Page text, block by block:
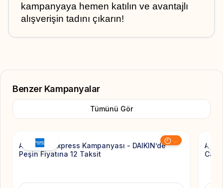
kampanyaya hemen katılın ve avantajlı
alışverişin tadını çıkarın!
Benzer Kampanyalar
Tümünü Gör
...
Add to
American Express Kampanyası - DAIKIN’de
Peşin Fiyatına 12 Taksit